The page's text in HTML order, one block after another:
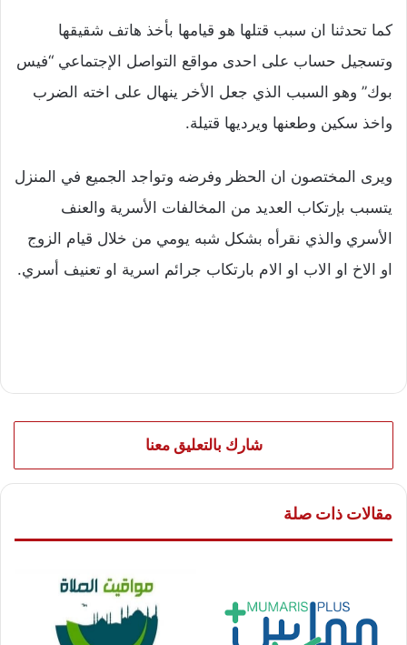
كما تحدثنا ان سبب قتلها هو قيامها بأخذ هاتف شقيقها
وتسجيل حساب على احدى مواقع التواصل الإجتماعي “فيس
بوك” وهو السبب الذي جعل الأخر ينهال على اخته الضرب
واخذ سكين وطعنها ويرديها قتيلة.
ويرى المختصون ان الحظر وفرضه وتواجد الجميع في المنزل
يتسبب بإرتكاب العديد من المخالفات الأسرية والعنف
الأسري والذي نقرأه بشكل شبه يومي من خلال قيام الزوج
او الاخ او الاب او الام بارتكاب جرائم اسرية او تعنيف أسري.
شارك بالتعليق معنا
مقالات ذات صلة